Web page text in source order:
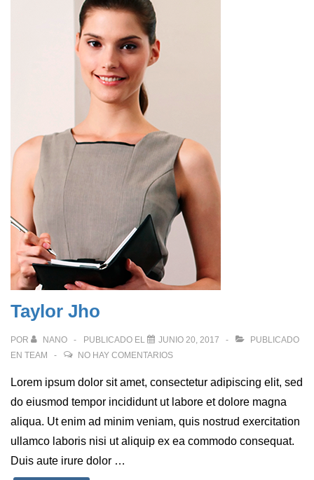
Taylor Jho
POR NANO PUBLICADO EL JUNIO 20, 2017
PUBLICADO
EN TEAM NO HAY COMENTARIOS
Lorem ipsum dolor sit amet, consectetur adipiscing elit, sed
do eiusmod tempor incididunt ut labore et dolore magna
aliqua. Ut enim ad minim veniam, quis nostrud exercitation
ullamco laboris nisi ut aliquip ex ea commodo consequat.
Duis aute irure dolor …